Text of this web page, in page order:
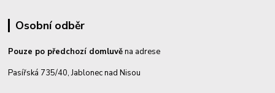
Osobní odběr
Pouze po předchozí domluvěna adrese
Pasířská 735/40, Jablonec nad Nisou